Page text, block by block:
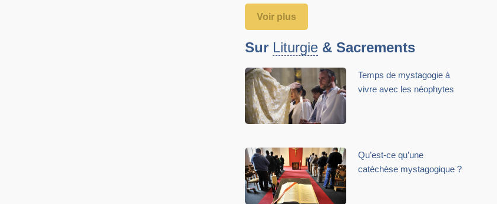
Voir plus
Sur Liturgie & Sacrements
Temps de mystagogie à
vivre avec les néophytes
Qu’est-ce qu’une
catéchèse mystagogique ?